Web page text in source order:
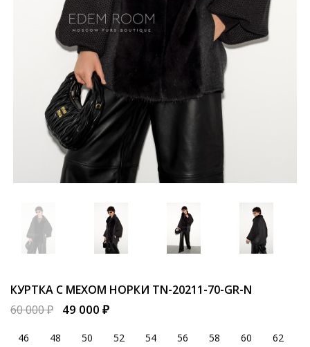
КУРТКА С МЕХОМ НОРКИ TN-20211-70-GR-N
60 000 ₽
49 000 ₽
46 48 50 52 54 56 58 60 62